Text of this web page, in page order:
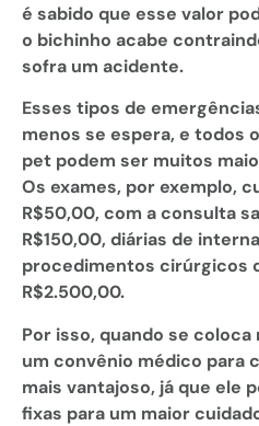
é sabido que esse valor
o bichinho acabe
sofra um acidente.
Esses tipos de
menos se espera, e todos
pet podem ser muitos
Os exames, por exemplo,
R$50,00, com a consulta
R$150,00, diárias de
procedimentos cirúrgicos
R$2.500,00.
Por isso, quando se
um convênio médico para
mais vantajoso, já que ele
fixas para um maior